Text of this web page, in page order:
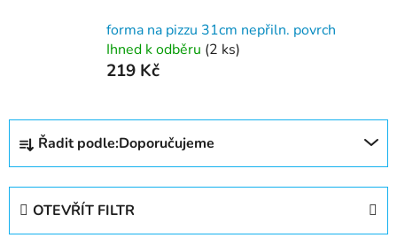
forma na pizzu 31cm nepřiln. povrch
Ihned k odběru (2 ks)
219 Kč
Ř
z
Řadit podle:Doporučujeme
OTEVŘÍT FILTR